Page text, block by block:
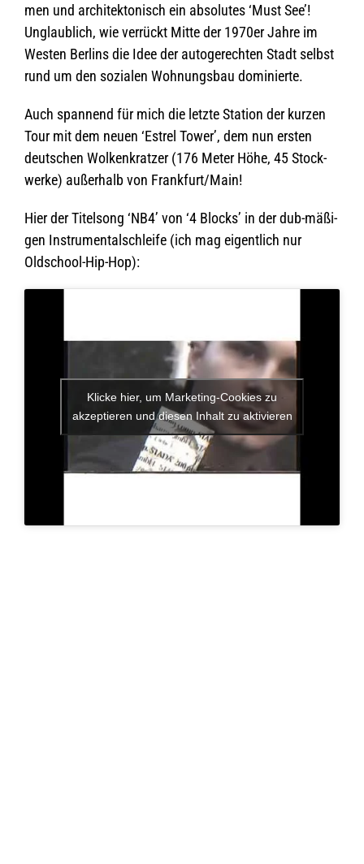
men und archi­tek­to­nisch ein abso­lu­tes ‘Must See’!
Unglaub­lich, wie ver­rückt Mitte der 1970er Jahre im
Wes­ten Ber­lins die Idee der auto­ge­rech­ten Stadt selbst
rund um den sozia­len Woh­nungs­bau dominierte.
Auch span­nend für mich die letzte Sta­tion der kur­zen
Tour mit dem neuen ‘Est­rel Tower’, dem nun ers­ten
deut­schen Wol­ken­krat­zer (176 Meter Höhe, 45 Stock­
werke) außer­halb von Frankfurt/Main!
Hier der Titel­song ‘NB4’ von ‘4 Blocks’ in der dub-mäßi­
gen Instru­men­tal­schleife (ich mag eigent­lich nur
Oldschool-Hip-Hop):
Klicke hier, um Marketing-Cookies zu
akzeptieren und diesen Inhalt zu aktivieren